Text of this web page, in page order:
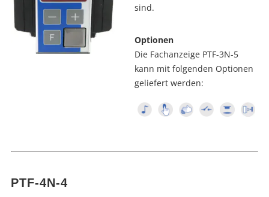
sind.
Optionen
Die Fachanzeige PTF-3N-5
kann mit folgenden Optionen
geliefert werden:
PTF-4N-4